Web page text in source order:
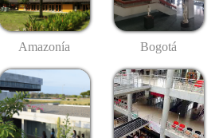
Amazonía Bogotá